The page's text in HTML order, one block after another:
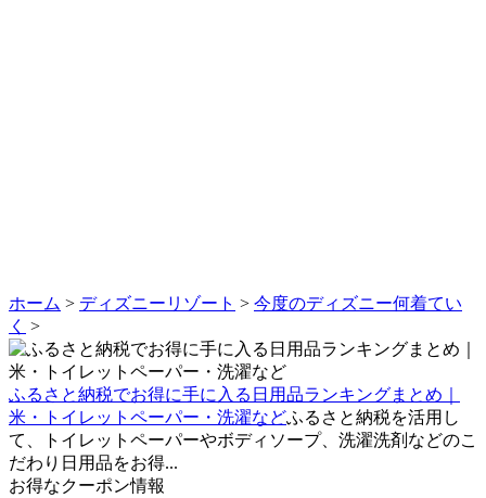
ホーム > ディズニーリゾート > 今度のディズニー何着てい
く >
ふるさと納税でお得に手に入る日用品ランキングまとめ｜
米・トイレットペーパー・洗濯などふるさと納税を活用し
て、トイレットペーパーやボディソープ、洗濯洗剤などのこ
だわり日用品をお得...
お得なクーポン情報